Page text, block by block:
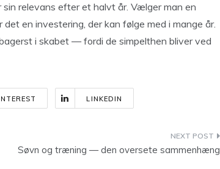
relevans efter et halvt år. Vælger man en
en investering, der kan følge med i mange år.
i skabet — fordi de simpelthen bliver ved
LINKEDIN
Søvn og træning — den oversete sammenhæng